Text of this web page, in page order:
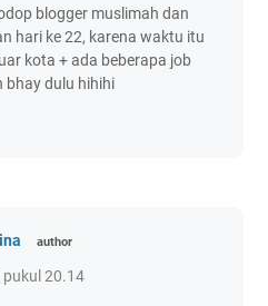
blogger muslimah dan
hari ke 22, karena waktu itu
kota + ada beberapa job
bhay dulu hihihi
pukul 20.14